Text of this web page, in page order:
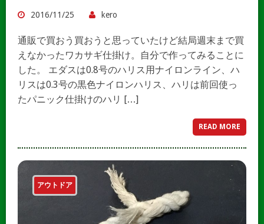
2016/11/25 kero
通販で買おう買おうと思っていたけど結局週末まで買
えなかったワカサギ仕掛け。自分で作ってみることに
した。 エダスは0.8号のハリス用ナイロンライン、ハ
リスは0.3号の黒色ナイロンハリス、ハリは前回使っ
たパニック仕掛けのハリ […]
READ MORE
アウトドア